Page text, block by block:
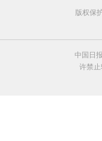
版权保
中国日
许禁